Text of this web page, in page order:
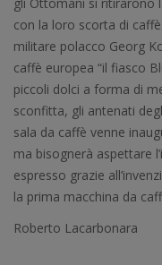
con la loro scorta di
militare polacco Georg
caffè europea “il fiasco
piccoli dolci a forma di
sconfitta, gli antenati
sala da caffè venne
ma bisognerà aspettare
espresso grazie
la prima macchina da
Roberto Lacarbonara